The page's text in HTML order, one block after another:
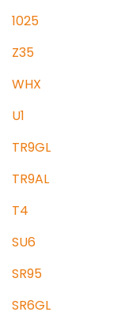
1025
Z35
WHX
U1
TR9GL
TR9AL
T4
SU6
SR95
SR6GL